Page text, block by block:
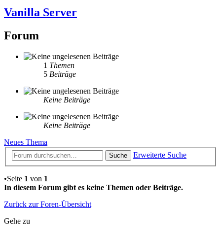
Vanilla Server
Forum
1 Themen
5 Beiträge
Keine Beiträge
Keine Beiträge
Neues Thema
Suche Erweiterte Suche
•Seite 1 von 1
In diesem Forum gibt es keine Themen oder Beiträge.
Zurück zur Foren-Übersicht
Gehe zu